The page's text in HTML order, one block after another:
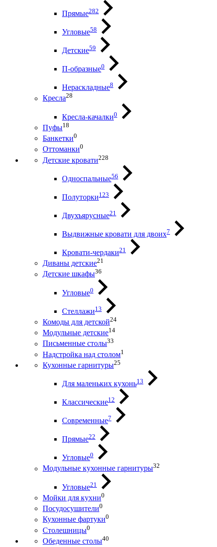
Прямые282
Угловые58
Детские59
П-образные0
Нераскладные8
Кресла28
Кресла-качалки0
Пуфы18
Банкетки0
Оттоманки0
Детские кровати228
Односпальные56
Полуторки123
Двухъярусные21
Выдвижные кровати для двоих7
Кровати-чердаки21
Диваны детские21
Детские шкафы36
Угловые0
Стеллажи13
Комоды для детской24
Модульные детские14
Письменные столы33
Надстройка над столом1
Кухонные гарнитуры25
Для маленьких кухонь13
Классические12
Современные7
Прямые22
Угловые0
Модульные кухонные гарнитуры32
Угловые21
Мойки для кухни0
Посудосушители0
Кухонные фартуки0
Столешницы0
Обеденные столы40